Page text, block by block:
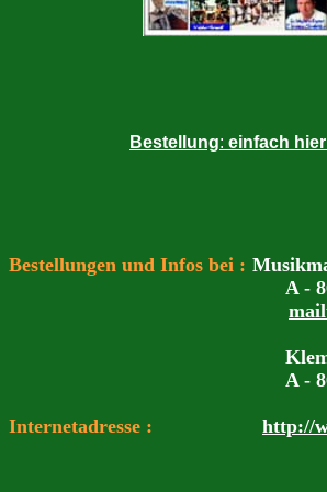
Bestellung: einfach
Bestellungen und Infos bei :
A -
A -
Internetadresse : http://